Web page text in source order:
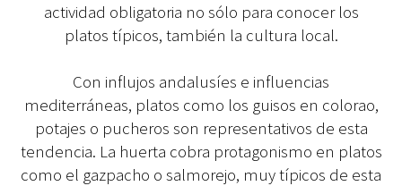
actividad obligatoria no sólo para conocer los
platos típicos, también la cultura local.
Con influjos andalusíes e influencias
mediterráneas, platos como los guisos en colorao,
potajes o pucheros son representativos de esta
tendencia. La huerta cobra protagonismo en platos
como el gazpacho o salmorejo, muy típicos de esta